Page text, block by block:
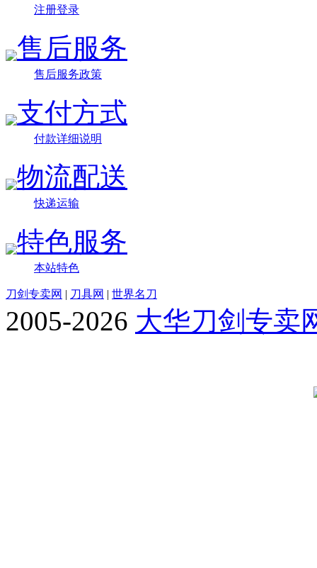
注册登录
售后服务
售后服务政策
支付方式
付款详细说明
物流配送
快递运输
特色服务
本站特色
刀剑专卖网 | 刀具网 | 世界名刀
2005-2026 大华刀剑专卖